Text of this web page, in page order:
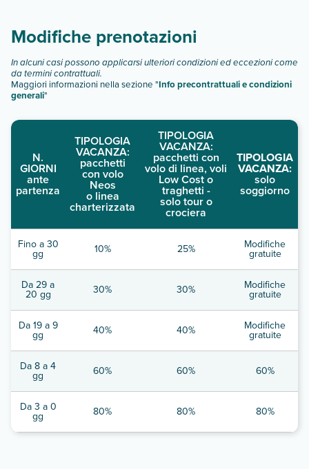
Modifiche prenotazioni
In alcuni casi possono applicarsi ulteriori condizioni ed eccezioni come
da termini contrattuali.
Maggiori informazioni nella sezione "Info precontrattuali e condizioni
generali"
N.
GIORNI
ante
partenza
TIPOLOGIA
VACANZA:
pacchetti
con volo
Neos
o linea
charterizzata
TIPOLOGIA
VACANZA:
pacchetti con
volo di linea, voli
Low Cost o
traghetti -
solo tour o
crociera
TIPOLOGIA
VACANZA:
solo
soggiorno
Fino a 30
gg 10% 25% Modifiche
gratuite
Da 29 a
20 gg 30% 30% Modifiche
gratuite
Da 19 a 9
gg 40% 40% Modifiche
gratuite
Da 8 a 4
gg 60% 60% 60%
Da 3 a 0
gg 80% 80% 80%